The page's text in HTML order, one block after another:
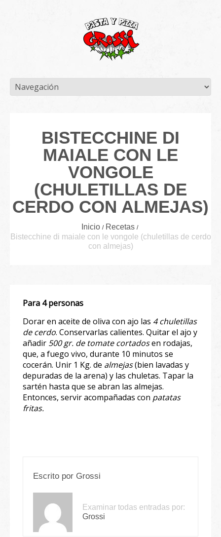
BISTECCHINE DI
MAIALE CON LE
VONGOLE
(CHULETILLAS DE
CERDO CON ALMEJAS)
Inicio
Recetas
Bistecchine di maiale con le vongole (chuletillas de cerdo
con almejas)
Para 4 personas
Dorar en aceite de oliva con ajo las 4 chuletillas
de cerdo. Conservarlas calientes. Quitar el ajo y
añadir 500 gr. de tomate cortadosen rodajas,
que, a fuego vivo, durante 10 minutos se
cocerán. Unir 1 Kg. de almejas(bien lavadas y
depuradas de la arena) y las chuletas. Tapar la
sartén hasta que se abran las almejas.
Entonces, servir acompañadas con patatas
fritas.
Escrito por Grossi
Examinar todas entradas por:
Grossi